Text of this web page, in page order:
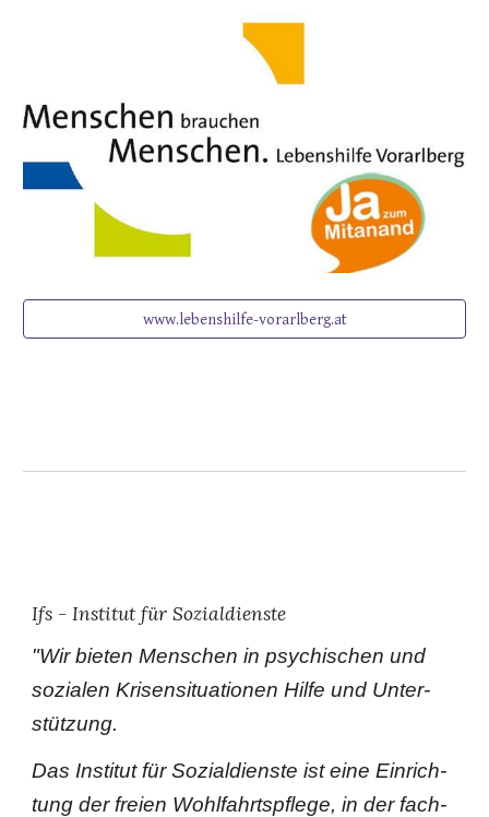
www.lebenshilfe-vorarlberg.at
Ifs - Institut für Sozialdienste
"Wir bie­ten Men­schen in psychischen und
sozialen Krisen­­situationen Hilfe und Unter­
stüt­zung.
Das Insti­tut für Sozi­al­dienste ist eine Ein­rich­
tung der freien Wohl­fahrts­pflege, in der fach­